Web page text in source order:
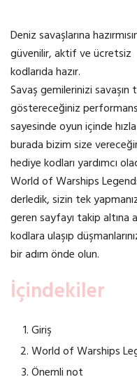
Deniz savaşlarına
güvenilir, aktif ve ücretsiz
kodlarıda hazır.
Savaş gemilerinizi
göstereceğiniz performans
sayesinde oyun içinde
burada bizim size
hediye kodları yardımcı
World of Warships
derledik, sizin tek
geren sayfayı takip altına
kodlara ulaşıp
bir adım önde olun.
İçindekiler
Giriş
World of Warships
Önemli not